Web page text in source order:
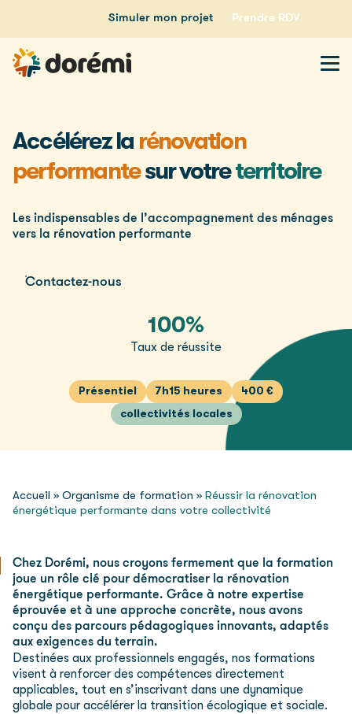
Simuler mon projet Prendre RDV
Accélérez la rénovation
performantesur votreterritoire
Les indispensables de l’accompagnement des ménages
vers la rénovation performante
Contactez-nous
100%
Taux de réussite
Présentiel 7h15 heures
400 €
collectivités locales
Accueil » Organisme de formation » Réussir la rénovation
énergétique performante dans votre collectivité
Chez Dorémi, nous croyons fermement que la formation
joue un rôle clé pour démocratiser la rénovation
énergétique performante. Grâce à notre expertise
éprouvée et à une approche concrète, nous avons
conçu des parcours pédagogiques innovants, adaptés
aux exigences du terrain.
Destinées aux professionnels engagés, nos formations
visent à renforcer des compétences directement
applicables, tout en s’inscrivant dans une dynamique
globale pour accélérer la transition écologique et sociale.